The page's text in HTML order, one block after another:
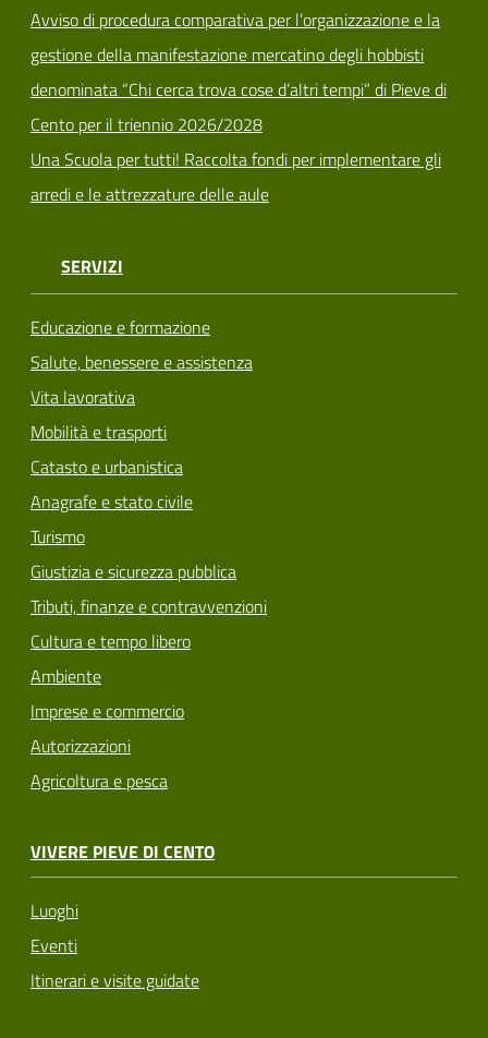
Avviso di procedura comparativa per l’organizzazione e la
gestione della manifestazione mercatino degli hobbisti
denominata “Chi cerca trova cose d’altri tempi” di Pieve di
Cento per il triennio 2026/2028
Una Scuola per tutti! Raccolta fondi per implementare gli
arredi e le attrezzature delle aule
SERVIZI
Educazione e formazione
Salute, benessere e assistenza
Vita lavorativa
Mobilità e trasporti
Catasto e urbanistica
Anagrafe e stato civile
Turismo
Giustizia e sicurezza pubblica
Tributi, finanze e contravvenzioni
Cultura e tempo libero
Ambiente
Imprese e commercio
Autorizzazioni
Agricoltura e pesca
VIVERE PIEVE DI CENTO
Luoghi
Eventi
Itinerari e visite guidate